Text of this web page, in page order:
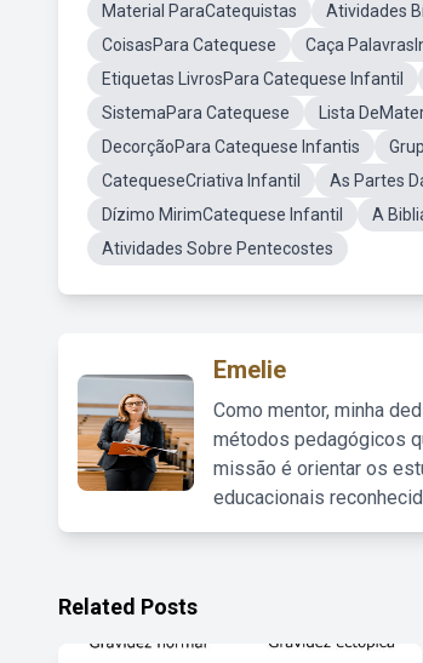
Material ParaCatequistas
Atividades
CoisasPara Catequese
Caça
Etiquetas LivrosPara Catequese Infantil
SistemaPara Catequese
Lista
DecorçãoPara Catequese Infantis
CatequeseCriativa Infantil
As Partes
Dízimo MirimCatequese Infantil
A
Atividades Sobre Pentecostes
Emelie
Como mentor, minha
métodos pedagógicos
missão é orientar os
educacionais
Related Posts